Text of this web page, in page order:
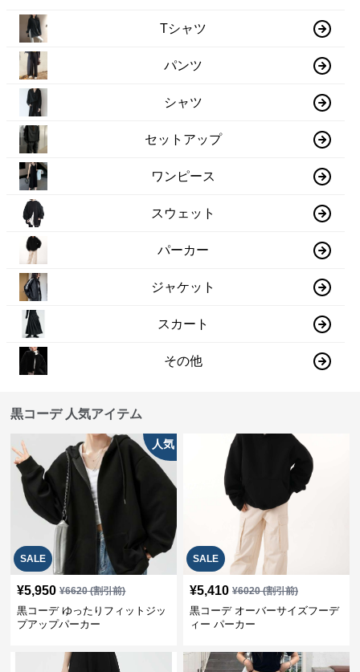
Tシャツ
パンツ
シャツ
セットアップ
ワンピース
スウェット
パーカー
ジャケット
スカート
その他
黒コーデ 人気アイテム
SALE
人気
¥5,950 ¥6620(割引前)
黒コーデ ゆったりフィットジッ
プアップパーカー
SALE
¥5,410 ¥6020(割引前)
黒コーデ オーバーサイズフーデ
ィー パーカー